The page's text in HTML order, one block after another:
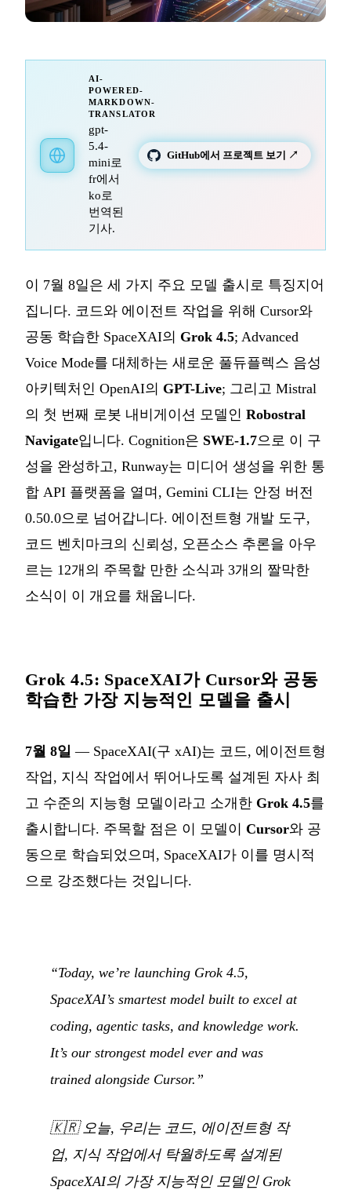
AI-
POWERED-
MARKDOWN-
TRANSLATOR
gpt-
5.4-
mini로
fr에서
ko로
번역된
기사.
GitHub에서 프로젝트 보기 ↗
이 7월 8일은 세 가지 주요 모델 출시로 특징지어
집니다. 코드와 에이전트 작업을 위해 Cursor와
공동 학습한 SpaceXAI의 Grok 4.5; Advanced
Voice Mode를 대체하는 새로운 풀듀플렉스 음성
아키텍처인 OpenAI의 GPT-Live; 그리고 Mistral
의 첫 번째 로봇 내비게이션 모델인 Robostral
Navigate입니다. Cognition은 SWE-1.7으로 이 구
성을 완성하고, Runway는 미디어 생성을 위한 통
합 API 플랫폼을 열며, Gemini CLI는 안정 버전
0.50.0으로 넘어갑니다. 에이전트형 개발 도구,
코드 벤치마크의 신뢰성, 오픈소스 추론을 아우
르는 12개의 주목할 만한 소식과 3개의 짤막한
소식이 이 개요를 채웁니다.
Grok 4.5: SpaceXAI가 Cursor와 공동
학습한 가장 지능적인 모델을 출시
7월 8일 — SpaceXAI(구 xAI)는 코드, 에이전트형
작업, 지식 작업에서 뛰어나도록 설계된 자사 최
고 수준의 지능형 모델이라고 소개한 Grok 4.5를
출시합니다. 주목할 점은 이 모델이 Cursor와 공
동으로 학습되었으며, SpaceXAI가 이를 명시적
으로 강조했다는 것입니다.
“Today, we’re launching Grok 4.5,
SpaceXAI’s smartest model built to excel at
coding, agentic tasks, and knowledge work.
It’s our strongest model ever and was
trained alongside Cursor.”
🇰🇷 오늘, 우리는 코드, 에이전트형 작
업, 지식 작업에서 탁월하도록 설계된
SpaceXAI의 가장 지능적인 모델인 Grok